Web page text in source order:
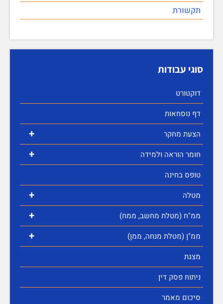
תקשורת
סוגי עבודות
דוקטורט
דף נוסחאות
+ הצעת מחקר
+
חומר הוראה ולמידה
טופס בחינה
+ מטלה
+ ממ"ח (מטלת מחשב, ממח)
+
ממ"ן (מטלת מנחה, ממן)
מצגת
ניתוח פסק דין
סיכום מאמר